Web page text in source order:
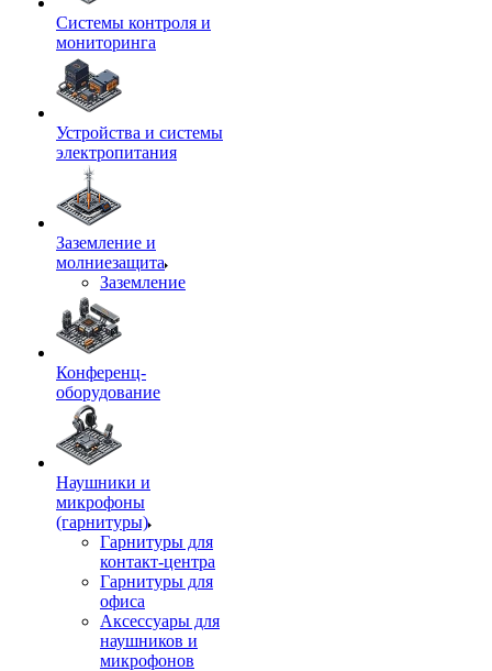
Системы контроля и
мониторинга
Устройства и системы
электропитания
Заземление и
молниезащита
Заземление
Конференц-
оборудование
Наушники и
микрофоны
(гарнитуры)
Гарнитуры для
контакт-центра
Гарнитуры для
офиса
Аксессуары для
наушников и
микрофонов